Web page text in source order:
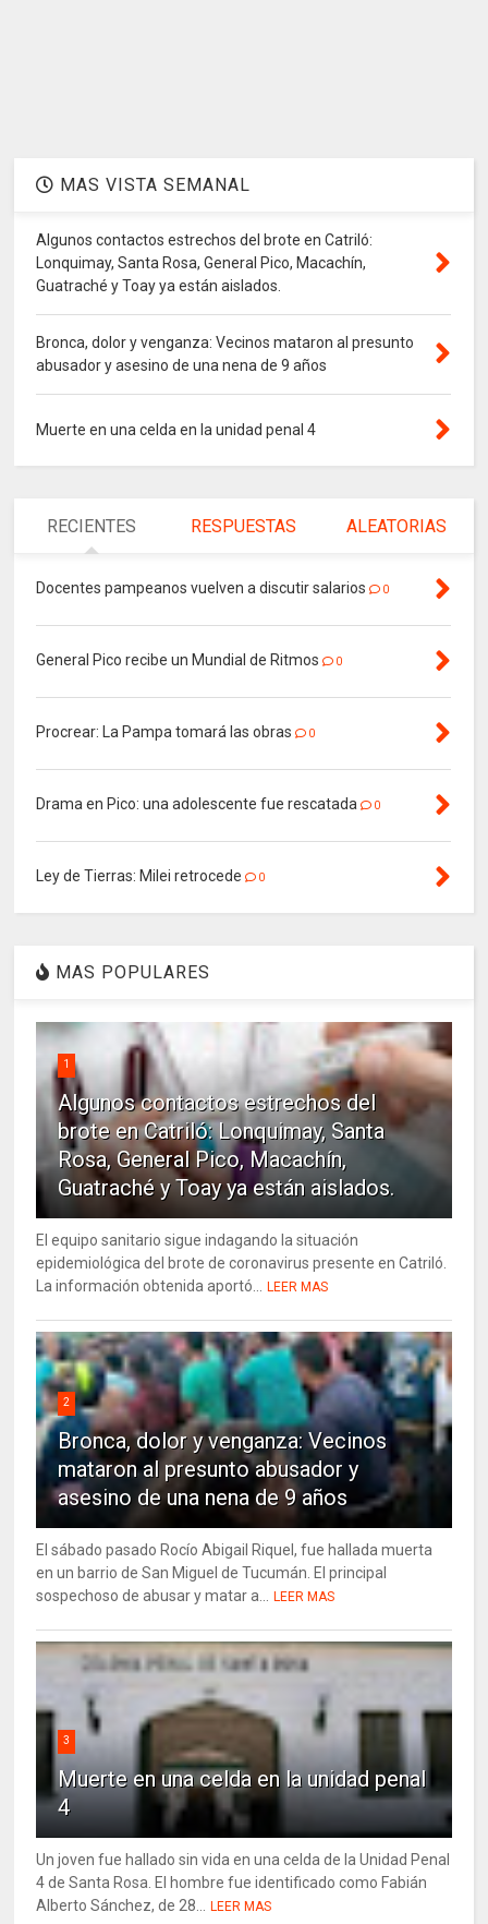
MAS VISTA SEMANAL
Algunos contactos estrechos del brote en Catriló:
Lonquimay, Santa Rosa, General Pico, Macachín,
Guatraché y Toay ya están aislados.
Bronca, dolor y venganza: Vecinos mataron al presunto
abusador y asesino de una nena de 9 años
Muerte en una celda en la unidad penal 4
RECIENTES RESPUESTAS ALEATORIAS
Docentes pampeanos vuelven a discutir salarios 0
General Pico recibe un Mundial de Ritmos 0
Procrear: La Pampa tomará las obras 0
Drama en Pico: una adolescente fue rescatada 0
Ley de Tierras: Milei retrocede 0
MAS POPULARES
1
Algunos contactos estrechos del
brote en Catriló: Lonquimay, Santa
Rosa, General Pico, Macachín,
Guatraché y Toay ya están aislados.
El equipo sanitario sigue indagando la situación
epidemiológica del brote de coronavirus presente en Catriló.
La información obtenida aportó...
LEER MAS
2
Bronca, dolor y venganza: Vecinos
mataron al presunto abusador y
asesino de una nena de 9 años
El sábado pasado Rocío Abigail Riquel, fue hallada muerta
en un barrio de San Miguel de Tucumán. El principal
sospechoso de abusar y matar a...
LEER MAS
3
Muerte en una celda en la unidad penal
4
Un joven fue hallado sin vida en una celda de la Unidad Penal
4 de Santa Rosa. El hombre fue identificado como Fabián
Alberto Sánchez, de 28...
LEER MAS